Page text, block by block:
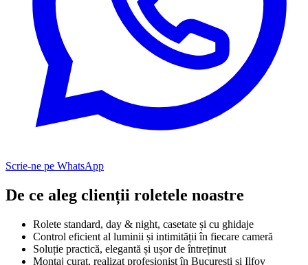
Scrie-ne pe WhatsApp
De ce aleg clienții roletele noastre
Rolete standard, day & night, casetate și cu ghidaje
Control eficient al luminii și intimității în fiecare cameră
Soluție practică, elegantă și ușor de întreținut
Montaj curat, realizat profesionist în București și Ilfov